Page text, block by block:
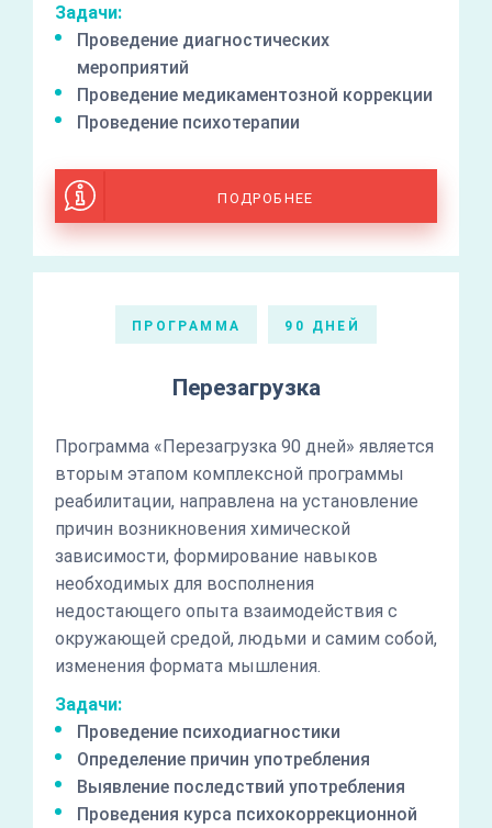
Задачи:
Проведение диагностических
мероприятий
Проведение медикаментозной коррекции
Проведение психотерапии
ПОДРОБНЕЕ
ПРОГРАММА 90 ДНЕЙ
Перезагрузка
Программа «Перезагрузка 90 дней» является
вторым этапом комплексной программы
реабилитации, направлена на установление
причин возникновения химической
зависимости, формирование навыков
необходимых для восполнения
недостающего опыта взаимодействия с
окружающей средой, людьми и самим собой,
изменения формата мышления.
Задачи:
Проведение психодиагностики
Определение причин употребления
Выявление последствий употребления
Проведения курса психокоррекционной